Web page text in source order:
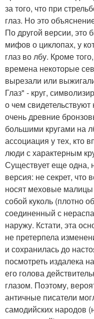
за того, что при
глаз. Но это
По другой версии, это
мифов о циклопах, у
глаз во лбу. Кроме
времена некоторые
вырезали или
Глаз" - круг,
о чем
очень древние
большими кругами на
ассоциация у тех, кто
люди с характерным
Существует еще одна,
версия: не секрет,
носят меховые
собой куколь (плотно
соединенный с
наружу. Кстати, эта
не претерпела
и сохранилась до
посмотреть издалека
его голова
глазом. Поэтому,
античные писатели
самодийских народов